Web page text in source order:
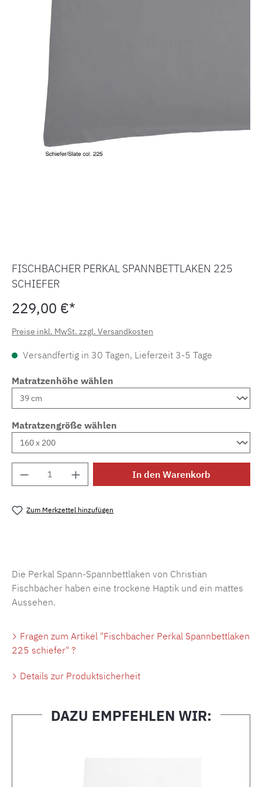
FISCHBACHER PERKAL SPANNBETTLAKEN 225
SCHIEFER
229,00 €*
Preise inkl. MwSt. zzgl. Versandkosten
Versandfertig in 30 Tagen, Lieferzeit 3-5 Tage
Matratzenhöhe wählen
Matratzengröße wählen
Produkt Anzahl: Gib den gewünschten
In den Warenkorb
Zum Merkzettel hinzufügen
Die Perkal Spann-Spannbettlaken von Christian
Fischbacher haben eine trockene Haptik und ein mattes
Aussehen.
Fragen zum Artikel "Fischbacher Perkal Spannbettlaken
225 schiefer" ?
Details zur Produktsicherheit
DAZU EMPFEHLEN WIR: